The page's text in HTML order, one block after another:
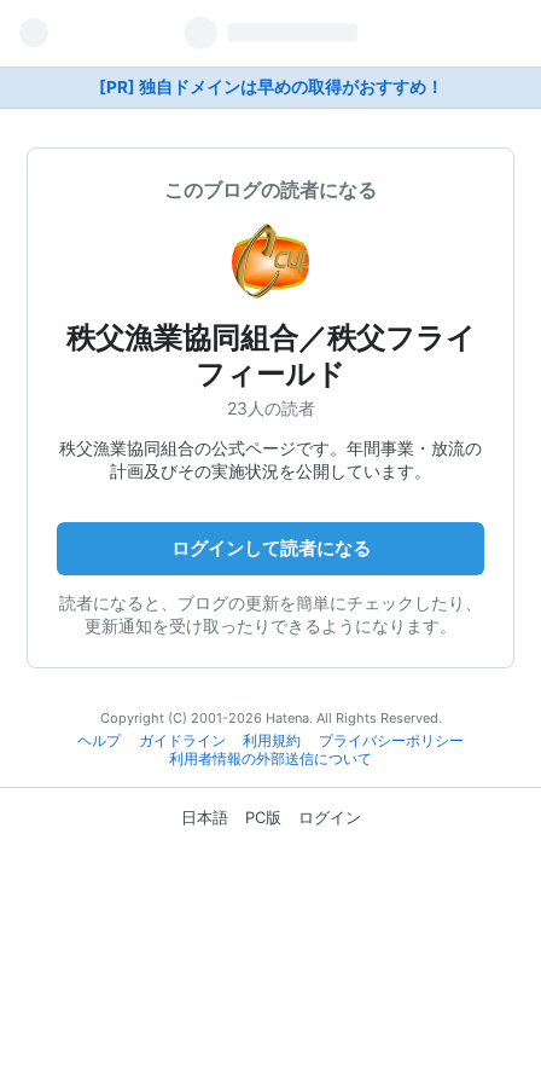
[PR] 独自ドメインは早めの取得がおすすめ！
このブログの読者になる
秩父漁業協同組合／秩父フライ
フィールド
23人の読者
秩父漁業協同組合の公式ページです。年間事業・放流の
計画及びその実施状況を公開しています。
ログインして読者になる
読者になると、ブログの更新を簡単にチェックしたり、
更新通知を受け取ったりできるようになります。
Copyright (C) 2001-2026 Hatena. All Rights Reserved.
ヘルプ
ガイドライン 利用規約
プライバシーポリシー
利用者情報の外部送信について
日本語 PC版 ログイン